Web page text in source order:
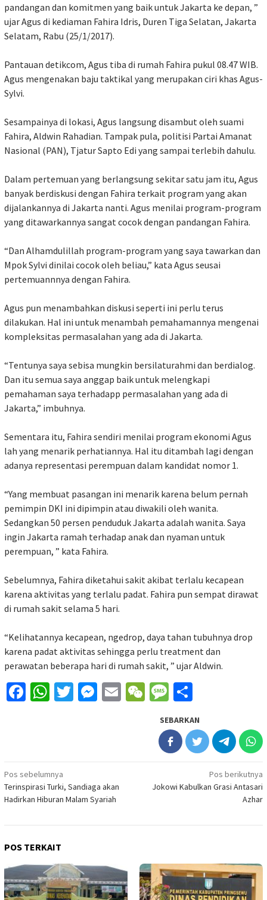
pandangan dan komitmen yang baik untuk Jakarta ke depan, ”
ujar Agus di kediaman Fahira Idris, Duren Tiga Selatan, Jakarta
Selatam, Rabu (25/1/2017).
Pantauan detikcom, Agus tiba di rumah Fahira pukul 08.47 WIB.
Agus mengenakan baju taktikal yang merupakan ciri khas Agus-
Sylvi.
Sesampainya di lokasi, Agus langsung disambut oleh suami
Fahira, Aldwin Rahadian. Tampak pula, politisi Partai Amanat
Nasional (PAN), Tjatur Sapto Edi yang sampai terlebih dahulu.
Dalam pertemuan yang berlangsung sekitar satu jam itu, Agus
banyak berdiskusi dengan Fahira terkait program yang akan
dijalankannya di Jakarta nanti. Agus menilai program-program
yang ditawarkannya sangat cocok dengan pandangan Fahira.
“Dan Alhamdulillah program-program yang saya tawarkan dan
Mpok Sylvi dinilai cocok oleh beliau,” kata Agus seusai
pertemuannnya dengan Fahira.
Agus pun menambahkan diskusi seperti ini perlu terus
dilakukan. Hal ini untuk menambah pemahamannya mengenai
kompleksitas permasalahan yang ada di Jakarta.
“Tentunya saya sebisa mungkin bersilaturahmi dan berdialog.
Dan itu semua saya anggap baik untuk melengkapi
pemahaman saya terhadapp permasalahan yang ada di
Jakarta,” imbuhnya.
Sementara itu, Fahira sendiri menilai program ekonomi Agus
lah yang menarik perhatiannya. Hal itu ditambah lagi dengan
adanya representasi perempuan dalam kandidat nomor 1.
“Yang membuat pasangan ini menarik karena belum pernah
pemimpin DKI ini dipimpin atau diwakili oleh wanita.
Sedangkan 50 persen penduduk Jakarta adalah wanita. Saya
ingin Jakarta ramah terhadap anak dan nyaman untuk
perempuan, ” kata Fahira.
Sebelumnya, Fahira diketahui sakit akibat terlalu kecapean
karena aktivitas yang terlalu padat. Fahira pun sempat dirawat
di rumah sakit selama 5 hari.
“Kelihatannya kecapean, ngedrop, daya tahan tubuhnya drop
karena padat aktivitas sehingga perlu treatment dan
perawatan beberapa hari di rumah sakit, ” ujar Aldwin.
Facebook
WhatsApp
Twitter
Messenger
EmailWeChatMessage
SEBARKAN
Navigasi
pos
Pos sebelumnya
Terinspirasi Turki, Sandiaga akan
Hadirkan Hiburan Malam Syariah
Pos berikutnya
Jokowi Kabulkan Grasi Antasari
Azhar
POS TERKAIT